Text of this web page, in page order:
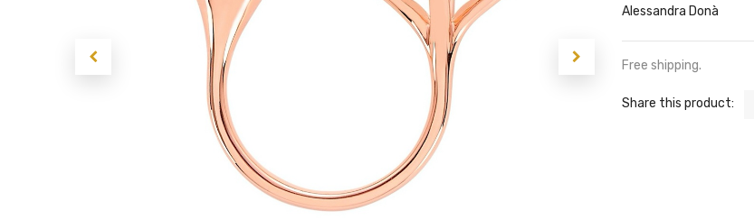
Alessandra Donà
Free shipping.
Share this product: